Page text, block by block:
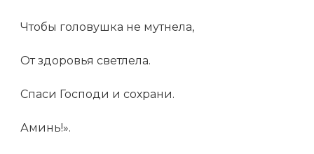
Чтобы головушка не мутнела,
От здоровья светлела.
Спаси Господи и сохрани.
Аминь!».